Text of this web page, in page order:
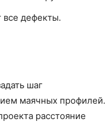
все дефекты.
шаг
маячных профилей.
расстояние